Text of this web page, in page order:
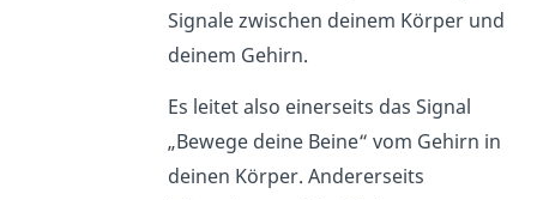
Signale zwischen deinem Körper und
deinem Gehirn.
Es leitet also einerseits das Signal
„Bewege deine Beine“ vom Gehirn in
deinen Körper. Andererseits